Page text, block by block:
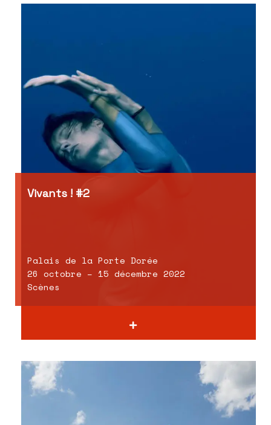
Vivants ! #2
Palais de la Porte Dorée
26 octobre – 15 décembre 2022
Scènes